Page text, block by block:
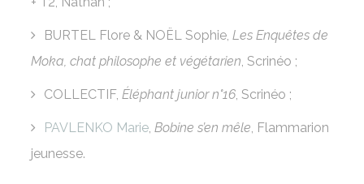
BURTEL Flore & NOËL Sophie,Les Enquêtes de
Moka, chat philosophe et végétarien, Scrinéo ;
COLLECTIF,Éléphant junior n°16, Scrinéo ;
PAVLENKO Marie,Bobine s’en mêle, Flammarion
jeunesse.